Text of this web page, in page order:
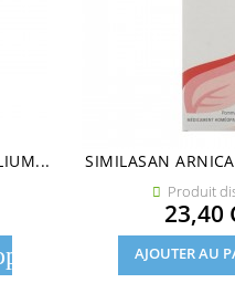
SIMILASAN
 Produit
23,40
AJOUTER AU